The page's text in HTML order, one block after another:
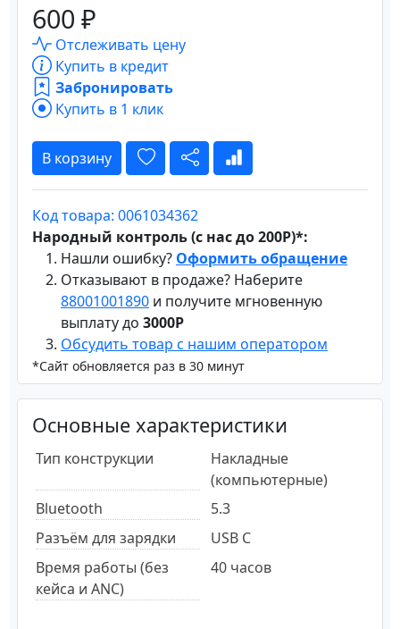
600 ₽
Отслеживать цену
Купить в кредит
Забронировать
Купить в 1 клик
В корзину
Код товара: 0061034362
Народный контроль (с нас до 200Р)*:
Нашли ошибку? Оформить обращение
Отказывают в продаже? Наберите
88001001890 и получите мгновенную
выплату до 3000Р
Обсудить товар с нашим оператором
*Сайт обновляется раз в 30 минут
Основные характеристики
Тип конструкции
Накладные
(компьютерные)
Bluetooth
5.3
Разъём для зарядки
USB C
Время работы (без
кейса и ANC)
40 часов